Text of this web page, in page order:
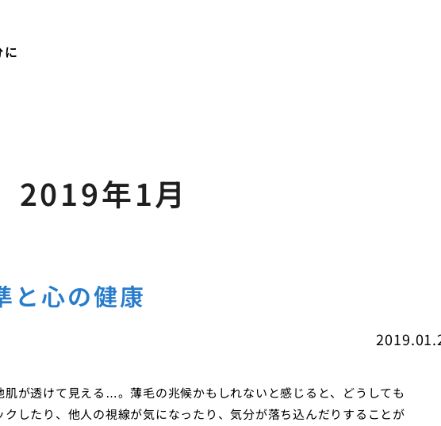
2019年1月
と心の健康
が透けて見える…。薄毛の兆候かもしれないと感じると、どうしても
したり、他人の視線が気になったり、気分が落ち込んだりすることが